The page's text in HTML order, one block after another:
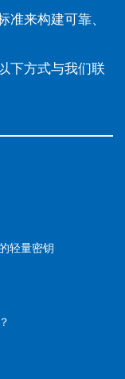
来构建可靠、
下方式与我们联
轻量密钥